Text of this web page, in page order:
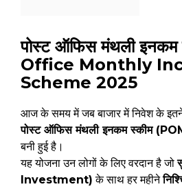
पोस्ट ऑफिस मंथली
Office Monthly
Scheme 2025
आज के समय में जब बाजार में निवेश के इतने
पोस्ट ऑफिस मंथली इनकम स्कीम
बनी हुई है।
यह योजना उन लोगों के लिए वरदान है जो
Investment) के साथ हर महीने